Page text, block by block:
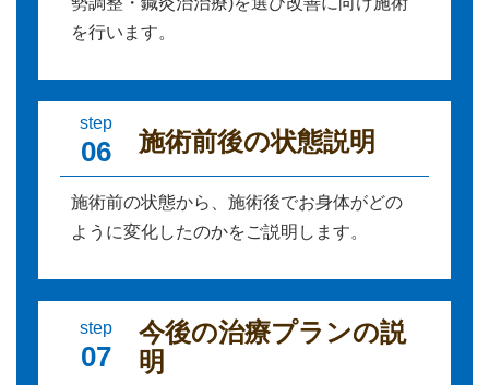
を行います。
step
06 施術前後の状態説明
施術前の状態から、施術後でお身体がどの
ように変化したのかをご説明します。
step
07
今後の治療プランの説
明